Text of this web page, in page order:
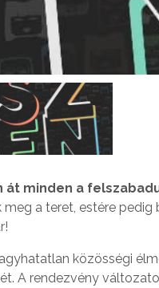
át minden a
a teret, estére
közösségi
A rendezvény